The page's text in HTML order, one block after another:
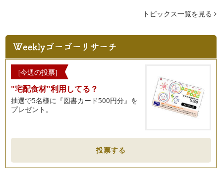
ピアノをするにあたって、私も幼少期より、ピアノを習いに行
きました。今も恩師とはお付き合いが…
ピアノの楽しみ方「６３」絆が生まれるとき
音楽を学ぶことは終わりのない旅に出るようなもので、そこに
は数多くの出会いがあります。 …
ピアノの楽しみ方「６２」室内楽を体験しよう！！
今年の発表会はソロもしくは連弾と日本をはじめ海外で室内楽
ピアノの楽しみ方「６１」譜読みをするうえで大切なこととは
ピアノを始めたばかりの生徒さんにとって一番難しいと感じる
こと多いのは、先生から出された宿題…
トピックス一覧を見る
[今週の投票]
"宅配食材"利用してる？
抽選で5名様に『図書カード500円分』を
プレゼント。
投票する